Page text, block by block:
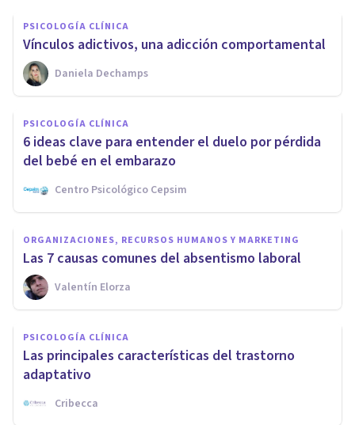
PSICOLOGÍA CLÍNICA
Vínculos adictivos, una adicción comportamental
Daniela Dechamps
PSICOLOGÍA CLÍNICA
6 ideas clave para entender el duelo por pérdida
del bebé en el embarazo
Centro Psicológico Cepsim
ORGANIZACIONES, RECURSOS HUMANOS Y MARKETING
Las 7 causas comunes del absentismo laboral
Valentín Elorza
PSICOLOGÍA CLÍNICA
Las principales características del trastorno
adaptativo
Cribecca